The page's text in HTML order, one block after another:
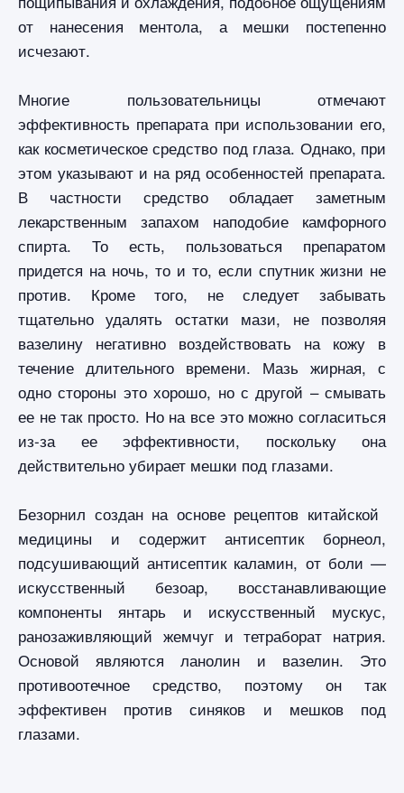
от нанесения ментола, а мешки постепенно
исчезают.
Многие пользовательницы отмечают
эффективность препарата при использовании его,
как косметическое средство под глаза. Однако, при
этом указывают и на ряд особенностей препарата.
В частности средство обладает заметным
лекарственным запахом наподобие камфорного
спирта. То есть, пользоваться препаратом
придется на ночь, то и то, если спутник жизни не
против. Кроме того, не следует забывать
тщательно удалять остатки мази, не позволяя
вазелину негативно воздействовать на кожу в
течение длительного времени. Мазь жирная, с
одно стороны это хорошо, но с другой – смывать
ее не так просто. Но на все это можно согласиться
из-за ее эффективности, поскольку она
действительно убирает мешки под глазами.
Безорнил создан на основе рецептов китайской
медицины и содержит антисептик борнеол,
подсушивающий антисептик каламин, от боли —
искусственный безоар, восстанавливающие
компоненты янтарь и искусственный мускус,
ранозаживляющий жемчуг и тетраборат натрия.
Основой являются ланолин и вазелин. Это
противоотечное средство, поэтому он так
эффективен против синяков и мешков под
глазами.